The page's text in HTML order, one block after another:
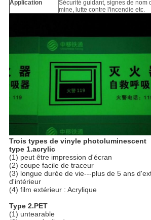
Application
Sécurité guidant, signes de nom
mine, lutte contre l'incendie etc.
Trois types de vinyle photoluminescent
type 1.acrylic
(1) peut être impression d'écran
(2) coupe facile de traceur
(3) longue durée de vie---plus de 5 ans
d'intérieur
(4) film extérieur : Acrylique
Type 2.PET
(1) untearable